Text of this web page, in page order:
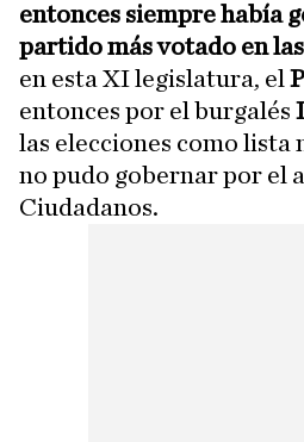
entonces siempre había
partido más votado en
en esta XI legislatura, el
entonces por el burgalés
las elecciones como lista
no pudo gobernar por el
Ciudadanos.